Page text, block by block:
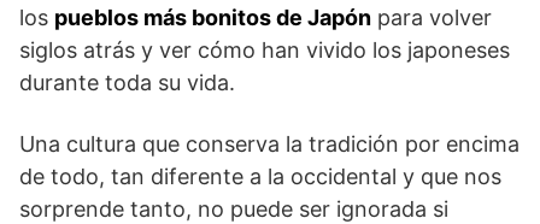
los pueblos más bonitos de Japón para volver
siglos atrás y ver cómo han vivido los japoneses
durante toda su vida.
Una cultura que conserva la tradición por encima
de todo, tan diferente a la occidental y que nos
sorprende tanto, no puede ser ignorada si